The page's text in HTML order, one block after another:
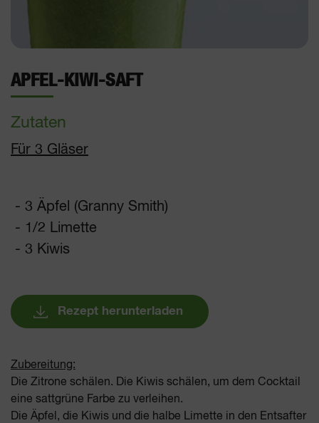
APFEL-KIWI-SAFT
Zutaten
Für 3 Gläser
- 3 Äpfel (Granny Smith)
- 1/2 Limette
- 3 Kiwis
Rezept herunterladen
Zubereitung:
Die Zitrone schälen. Die Kiwis schälen, um dem Cocktail
eine sattgrüne Farbe zu verleihen.
Die Äpfel, die Kiwis und die halbe Limette in den Entsafter